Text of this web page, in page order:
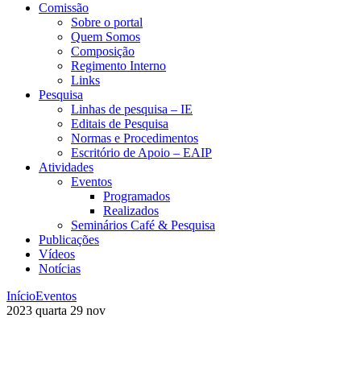
Comissão
Sobre o portal
Quem Somos
Composição
Regimento Interno
Links
Pesquisa
Linhas de pesquisa – IE
Editais de Pesquisa
Normas e Procedimentos
Escritório de Apoio – EAIP
Atividades
Eventos
Programados
Realizados
Seminários Café & Pesquisa
Publicações
Vídeos
Notícias
InícioEventos
2023 quarta 29 nov